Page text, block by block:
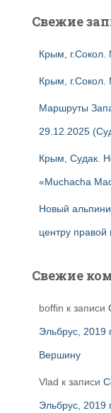
Свежие
Крым, г.Сокол.
Крым, г.Сокол.
Маршруты
29.12.2025
Крым, Судак.
«Muchacha
Новый
центру
Свежие
boffin к записи
Эльбрус, 2019
Вершину
Vlad к записи
Эльбрус, 2019